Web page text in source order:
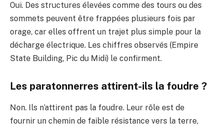
Oui. Des structures élevées comme des tours ou des
sommets peuvent être frappées plusieurs fois par
orage, car elles offrent un trajet plus simple pour la
décharge électrique. Les chiffres observés (Empire
State Building, Pic du Midi) le confirment.
Les paratonnerres attirent-ils la foudre ?
Non. Ils n’attirent pas la foudre. Leur rôle est de
fournir un chemin de faible résistance vers la terre,